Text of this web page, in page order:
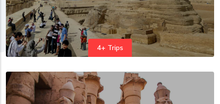
4+ Trips